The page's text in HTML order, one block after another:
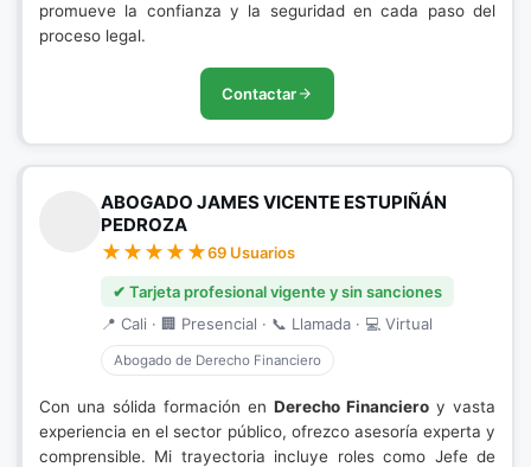
promueve la confianza y la seguridad en cada paso del
proceso legal.
Contactar
ABOGADO JAMES VICENTE ESTUPIÑÁN
PEDROZA
69 Usuarios
✔ Tarjeta profesional vigente y sin sanciones
📍 Cali · 🏢 Presencial · 📞 Llamada · 💻 Virtual
Abogado de Derecho Financiero
Con una sólida formación en Derecho Financiero y vasta
experiencia en el sector público, ofrezco asesoría experta y
comprensible. Mi trayectoria incluye roles como Jefe de